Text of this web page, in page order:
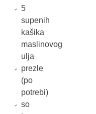
5
supenih
kašika
maslinovog
ulja
prezle
(po
potrebi)
so